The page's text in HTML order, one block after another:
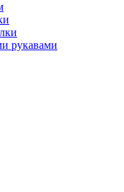
рукавами